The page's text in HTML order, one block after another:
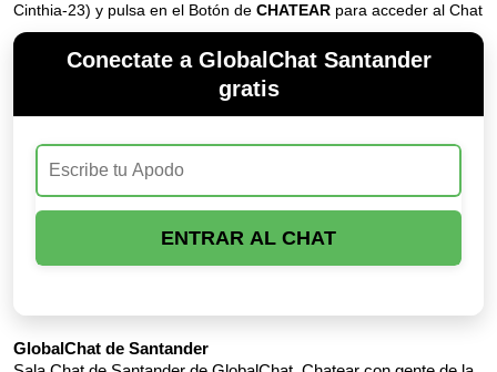
Cinthia-23) y pulsa en el Botón de CHATEAR para acceder al Chat
Conectate a GlobalChat Santander
gratis
ENTRAR AL CHAT
GlobalChat de Santander